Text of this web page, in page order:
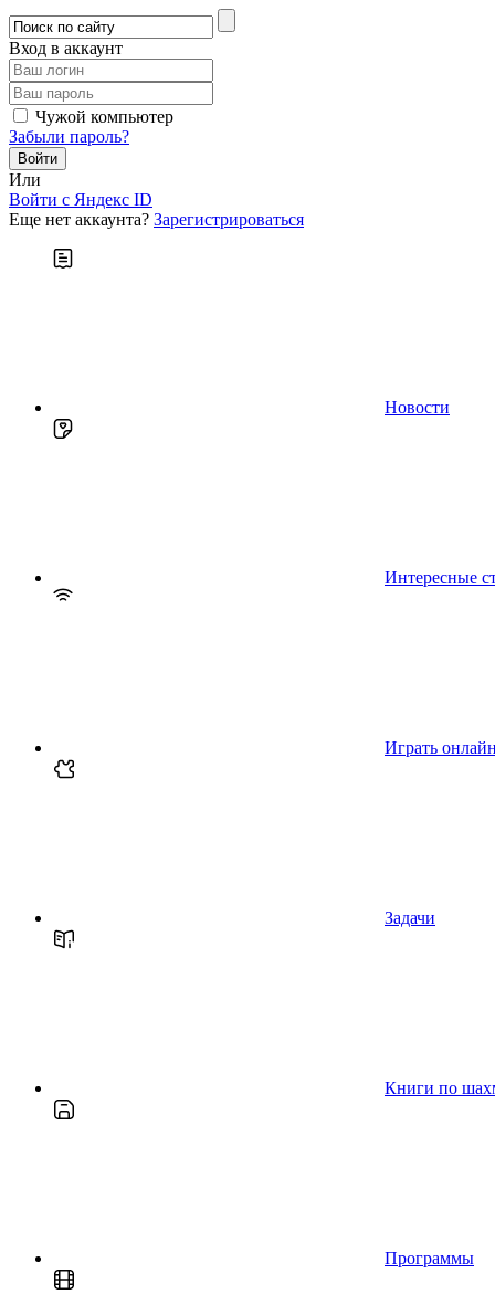
Вход в аккаунт
Чужой компьютер
Забыли пароль?
Или
Войти c Яндекс ID
Еще нет аккаунта? Зарегистрироваться
Новости
Интересные
Играть онлайн
Задачи
Книги по
Программы